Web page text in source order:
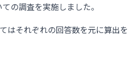
の調査を実施しました。
はそれぞれの回答数を元に算出を